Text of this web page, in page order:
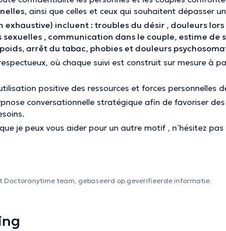
ainsi que celles et ceux qui souhaitent dépasser un
exhaustive) incluent : troubles du désir , douleurs
, communication dans le couple, estime de
gestion du poids, arrêt du tabac, phobies et douleurs
où chaque suivi est construit sur mesure à
positive des ressources et forces personnelles
conversationnelle stratégique afin de favoriser
je peux vous aider pour un autre motif , n’hésitez pas
Doctoranytime team, gebaseerd op geverifieerde informatie.